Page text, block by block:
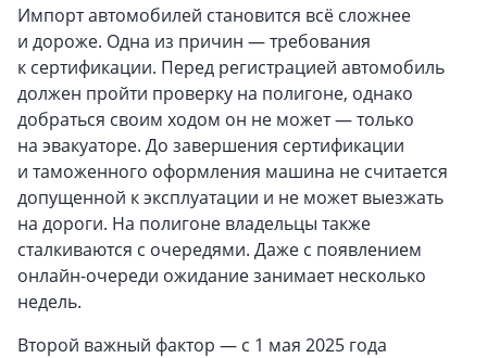
Импорт автомобилей становится всё сложнее
и дороже. Одна из причин — требования
к сертификации. Перед регистрацией автомобиль
должен пройти проверку на полигоне, однако
добраться своим ходом он не может — только
на эвакуаторе. До завершения сертификации
и таможенного оформления машина не считается
допущенной к эксплуатации и не может выезжать
на дороги. На полигоне владельцы также
сталкиваются с очередями. Даже с появлением
онлайн-очереди ожидание занимает несколько
недель.
Второй важный фактор — с 1 мая 2025 года